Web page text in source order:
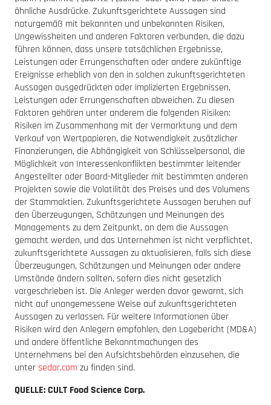
ähnliche Ausdrücke. Zukunftsgerichtete Aussagen sind
naturgemäß mit bekannten und unbekannten Risiken,
Ungewissheiten und anderen Faktoren verbunden, die dazu
führen können, dass unsere tatsächlichen Ergebnisse,
Leistungen oder Errungenschaften oder andere zukünftige
Ereignisse erheblich von den in solchen zukunftsgerichteten
Aussagen ausgedrückten oder implizierten Ergebnissen,
Leistungen oder Errungenschaften abweichen. Zu diesen
Faktoren gehören unter anderem die folgenden Risiken:
Risiken im Zusammenhang mit der Vermarktung und dem
Verkauf von Wertpapieren, die Notwendigkeit zusätzlicher
Finanzierungen, die Abhängigkeit von Schlüsselpersonal, die
Möglichkeit von Interessenkonflikten bestimmter leitender
Angestellter oder Board-Mitglieder mit bestimmten anderen
Projekten sowie die Volatilität des Preises und des Volumens
der Stammaktien. Zukunftsgerichtete Aussagen beruhen auf
den Überzeugungen, Schätzungen und Meinungen des
Managements zu dem Zeitpunkt, an dem die Aussagen
gemacht werden, und das Unternehmen ist nicht verpflichtet,
zukunftsgerichtete Aussagen zu aktualisieren, falls sich diese
Überzeugungen, Schätzungen und Meinungen oder andere
Umstände ändern sollten, sofern dies nicht gesetzlich
vorgeschrieben ist. Die Anleger werden davor gewarnt, sich
nicht auf unangemessene Weise auf zukunftsgerichteten
Aussagen zu verlassen. Für weitere Informationen über
Risiken wird den Anlegern empfohlen, den Lagebericht (MD&A)
und andere öffentliche Bekanntmachungen des
Unternehmens bei den Aufsichtsbehörden einzusehen, die
untersedar.comzu finden sind.
QUELLE: CULT Food Science Corp.